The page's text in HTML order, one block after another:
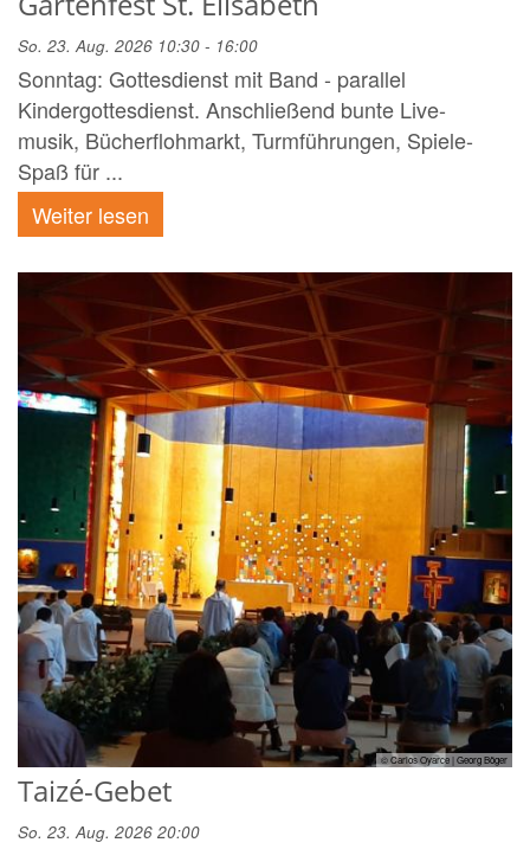
So. 23. Aug. 2026 10:30 - 16:00
Sonntag: Gottesdienst mit Band - parallel
Kindergottesdienst. Anschließend bunte Live-
musik, Bücherflohmarkt, Turmführungen, Spiele-
Spaß für ...
Weiter lesen
© Carlos Oyarce | Georg Böger
Taizé-Gebet
So. 23. Aug. 2026 20:00